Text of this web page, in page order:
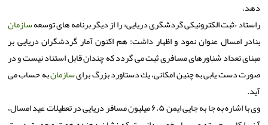
دهد.
راستاد «ثبت الكترونیكی گردشگری دریایی» را از دیگر برنامه های توسعهسازمان
بنادر امسال عنوان نمود و اظهار داشت: هم اكنون آمار گردشگران دریایی بر
مبنای تعداد شناورهای مسافری ثبت می گردد كه چندان قابل استناد نیست و در
صورت دست یابی به چنین امكانی، یك دستاورد بزرگ برایسازمانبه حساب می
آید.
وی با اشاره به جا به جایی ایمن ۶.۵ میلیون مسافر دریایی در تعطیلات عید امسال،